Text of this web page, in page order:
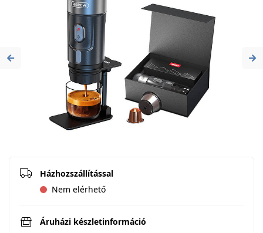
Previous
Házhozszállítással
Nem elérhető
Áruházi készletinformáció